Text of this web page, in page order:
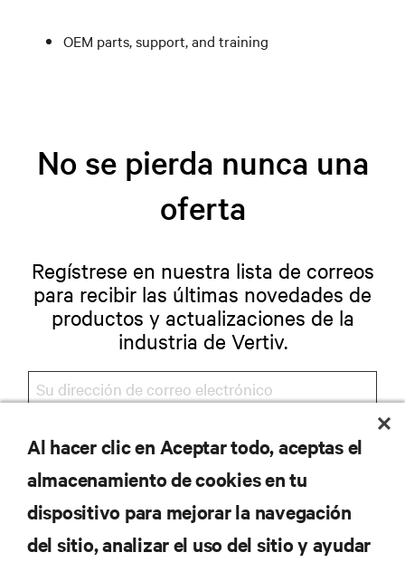
OEM parts, support, and training
No se pierda nunca una
oferta
Regístrese en nuestra lista de correos
para recibir las últimas novedades de
productos y actualizaciones de la
industria de Vertiv.
REGISTRARSE
RECURSOS
Al hacer clic en Aceptar todo, aceptas el
almacenamiento de cookies en tu
dispositivo para mejorar la navegación
del sitio, analizar el uso del sitio y ayudar